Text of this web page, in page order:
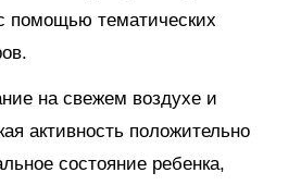
помощью тематических
на свежем воздухе и
активность положительно
состояние ребенка,